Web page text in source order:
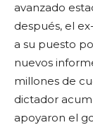
avanzado
después, el
a su puesto
nuevos
millones de
dictador
apoyaron el